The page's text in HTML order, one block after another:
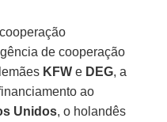
de cooperação
KFW e DEG, a
ao
Unidos, o holandês